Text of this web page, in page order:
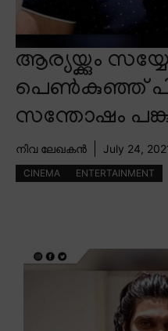
ആര്യയ്ക്കും
പെൺകുഞ്ഞ്
സന്തോഷം
നിവ ലേഖകൻ July 24,
CINEMA ENTERTAINMENT